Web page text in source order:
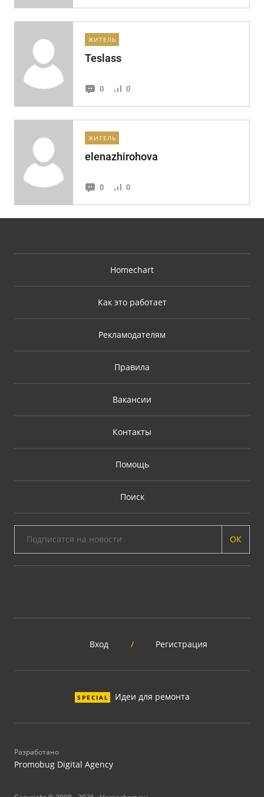
ЖИТЕЛЬ
Teslass
0 0
ЖИТЕЛЬ
elenazhirohova
0 0
Homechart
Как это работает
Рекламодателям
Правила
Вакансии
Контакты
Помощь
Поиск
ОК
Вход / Регистрация
SPECIAL Идеи для ремонта
Разработано
Promobug Digital Agency